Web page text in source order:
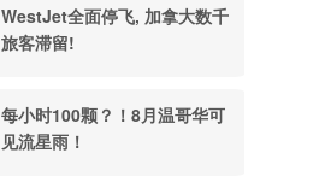
WestJet全面停飞, 加拿大数千
旅客滞留!
每小时100颗？！8月温哥华可
见流星雨！